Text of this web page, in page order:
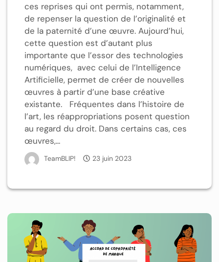
ces reprises qui ont permis, notamment,
de repenser la question de l’originalité et
de la paternité d’une œuvre. Aujourd’hui,
cette question est d’autant plus
importante que l’essor des technologies
numériques, avec celui de l’Intelligence
Artificielle, permet de créer de nouvelles
œuvres à partir d’une base créative
existante. Fréquentes dans l’histoire de
l’art, les réappropriations posent question
au regard du droit. Dans certains cas, ces
œuvres,...
TeamBLIP! 23 juin 2023